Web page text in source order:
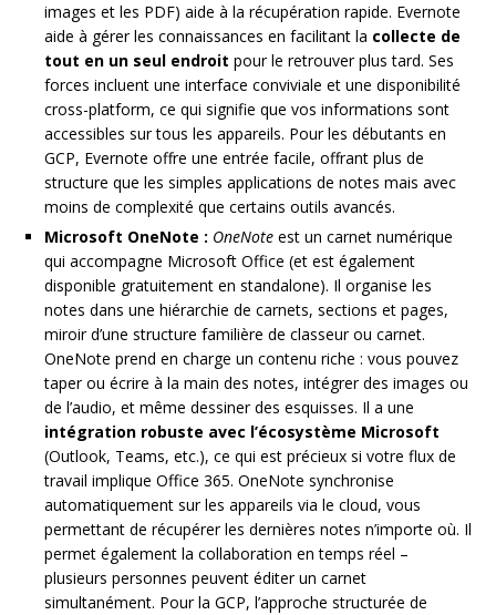
images et les PDF) aide à la récupération rapide. Evernote
aide à gérer les connaissances en facilitant la collecte de
tout en un seul endroit pour le retrouver plus tard. Ses
forces incluent une interface conviviale et une disponibilité
cross-platform, ce qui signifie que vos informations sont
accessibles sur tous les appareils. Pour les débutants en
GCP, Evernote offre une entrée facile, offrant plus de
structure que les simples applications de notes mais avec
moins de complexité que certains outils avancés.
Microsoft OneNote : OneNote est un carnet numérique
qui accompagne Microsoft Office (et est également
disponible gratuitement en standalone). Il organise les
notes dans une hiérarchie de carnets, sections et pages,
miroir d’une structure familière de classeur ou carnet.
OneNote prend en charge un contenu riche : vous pouvez
taper ou écrire à la main des notes, intégrer des images ou
de l’audio, et même dessiner des esquisses. Il a une
intégration robuste avec l’écosystème Microsoft
(Outlook, Teams, etc.), ce qui est précieux si votre flux de
travail implique Office 365. OneNote synchronise
automatiquement sur les appareils via le cloud, vous
permettant de récupérer les dernières notes n’importe où. Il
permet également la collaboration en temps réel –
plusieurs personnes peuvent éditer un carnet
simultanément. Pour la GCP, l’approche structurée de